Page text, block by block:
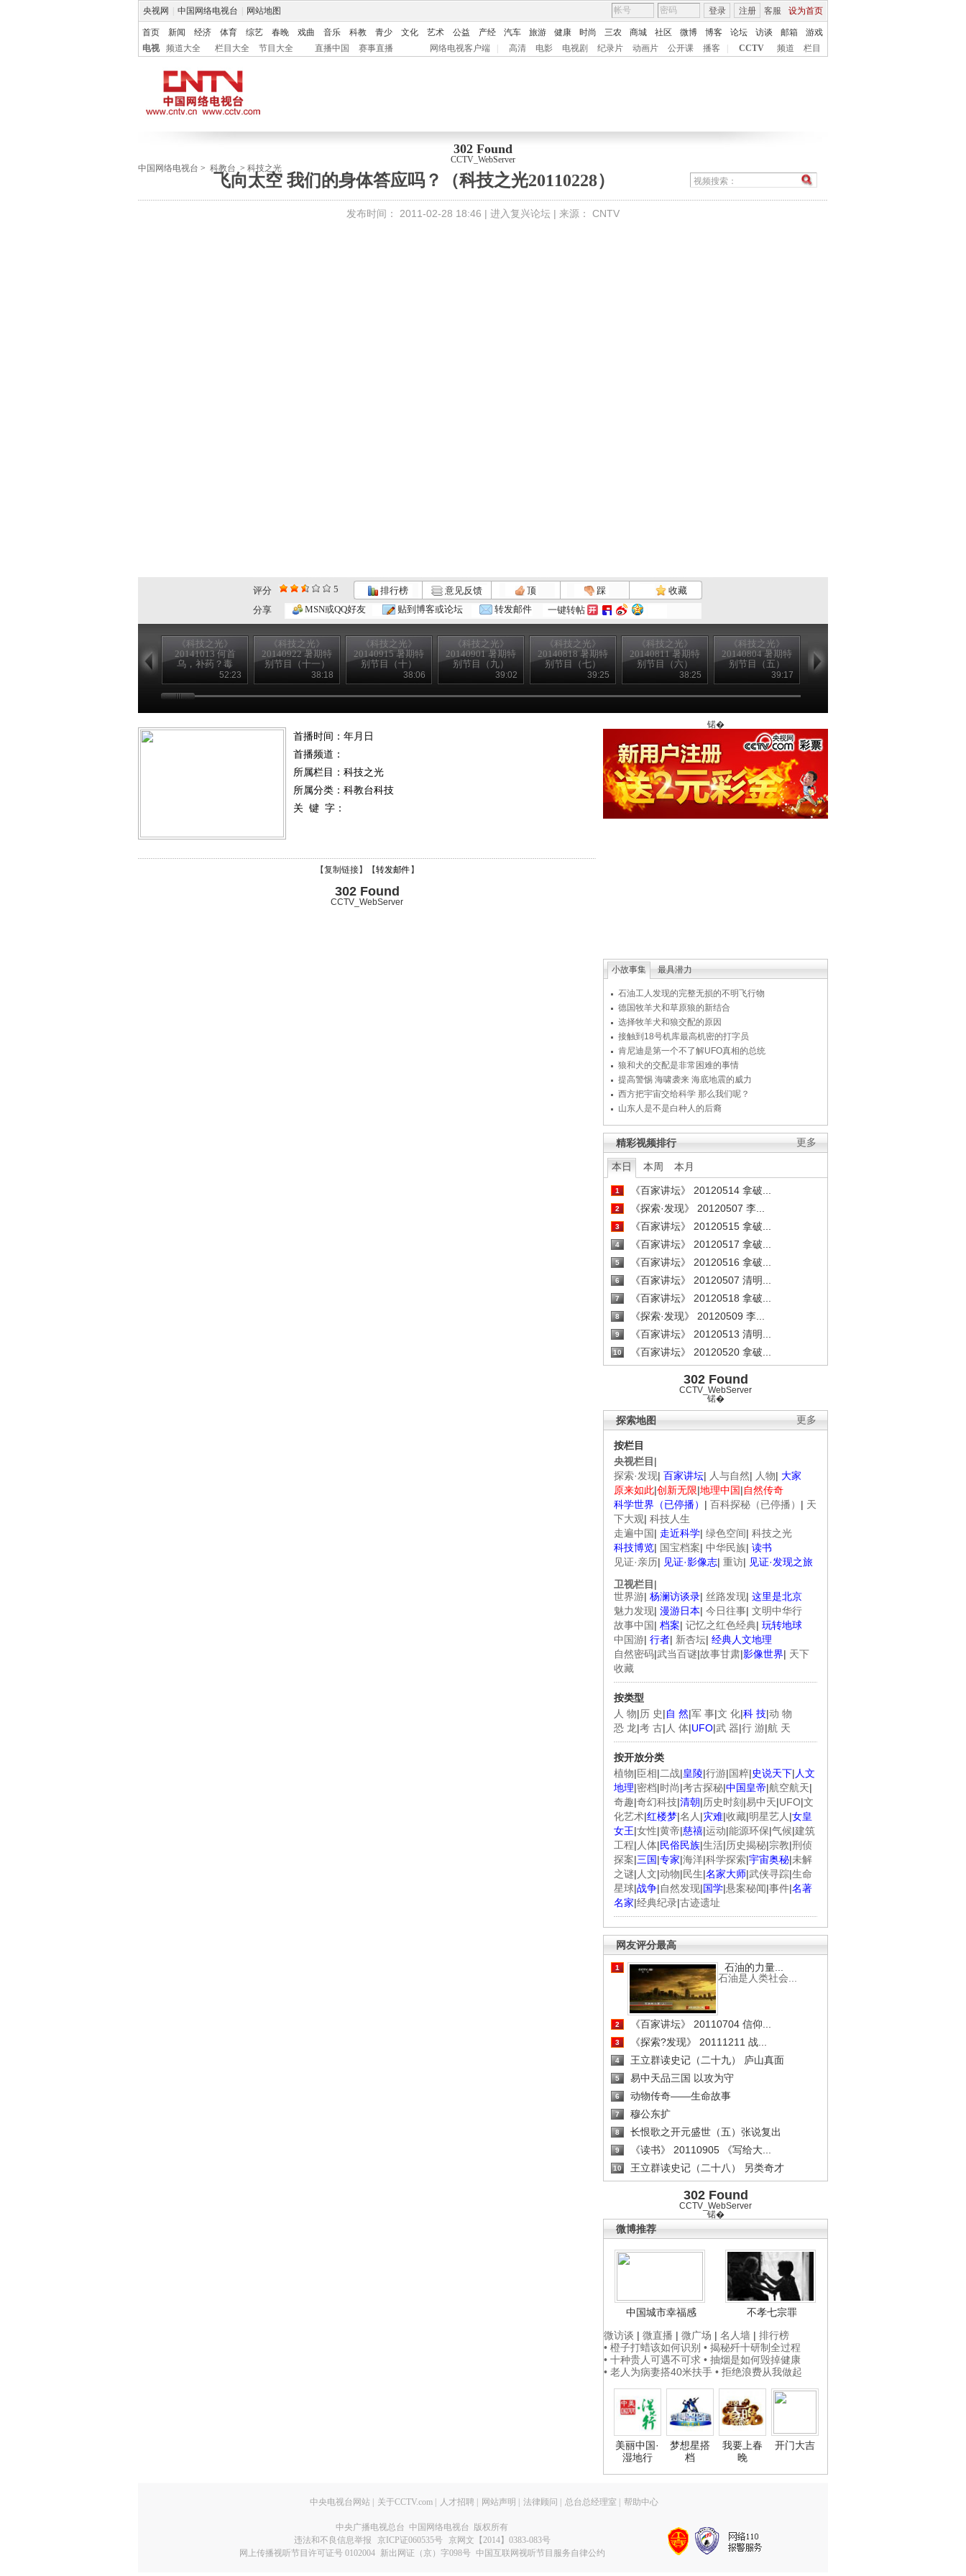
央视网 中国网络电视台 网站地图 客服 设为首页
登录 注册
首页 新闻 经济 体育 综艺 春晚 戏曲 音乐 科教 青少 文化 艺术 公益 产经 汽车 旅游 健康 时尚 三农 商城 社区 微博 博客 论坛 访谈 邮箱
游戏
电视
频道大全 栏目大全 节目大全 直播中国 赛事直播 网络电视客户端 高清 电影 电视剧 纪录片 动画片 公开课 播客 CCTV 频道 栏目
302 Found
CCTV_WebServer
中国网络电视台 > 科教台 > 科技之光
飞向太空 我们的身体答应吗？（科技之光20110228）
发布时间： 2011-02-28 18:46 | 进入复兴论坛 | 来源： CNTV
评分 5 排行榜 意见反馈 顶 踩
收藏
分享
MSN或QQ好友 贴到博客或论坛 转发邮件 一键转帖
《科技之光》
20141013 何首
乌，补药？毒
52:23
《科技之光》
20140922 暑期特
别节目（十一）
38:18
《科技之光》
20140915 暑期特
别节目（十）
38:06
《科技之光》
20140901 暑期特
别节目（九）
39:02
《科技之光》
20140818 暑期特
别节目（七）
39:25
《科技之光》
20140811 暑期特
别节目（六）
38:25
《科技之光》
20140804 暑期特
别节目（五）
39:17
20140728 暑期特
别节目（四）
首播时间：年月日
首播频道：
所属栏目： 科技之光
所属分类：科教台科技
关 键 字：
【复制链接】【转发邮件 】
302 Found
CCTV_WebServer
锘�
小故事集 最具潜力
石油工人发现的完整无损的不明飞行物
德国牧羊犬和草原狼的新结合
选择牧羊犬和狼交配的原因
接触到18号机库最高机密的打字员
肯尼迪是第一个不了解UFO真相的总统
狼和犬的交配是非常困难的事情
提高警惕 海啸袭来 海底地震的威力
西方把宇宙交给科学 那么我们呢？
山东人是不是白种人的后裔
更多
精彩视频排行
本日 本周 本月
1 《百家讲坛》 20120514 拿破...
2 《探索·发现》 20120507 李...
3 《百家讲坛》 20120515 拿破...
4 《百家讲坛》 20120517 拿破...
5 《百家讲坛》 20120516 拿破...
6 《百家讲坛》 20120507 清明...
7 《百家讲坛》 20120518 拿破...
8 《探索·发现》 20120509 李...
9 《百家讲坛》 20120513 清明...
10 《百家讲坛》 20120520 拿破...
302 Found
CCTV_WebServer
锘�
更多
探索地图
按栏目
央视栏目 |
探索·发现| 百家讲坛| 人与自然| 人物| 大家
原来如此|创新无限|地理中国|自然传奇
科学世界（已停播） | 百科探秘（已停播） | 天
下大观| 科技人生
走遍中国| 走近科学| 绿色空间| 科技之光
科技博览| 国宝档案| 中华民族| 读书
见证·亲历| 见证·影像志| 重访| 见证·发现之旅
卫视栏目 |
世界游| 杨澜访谈录| 丝路发现| 这里是北京
魅力发现| 漫游日本| 今日往事| 文明中华行
故事中国| 档案| 记忆之红色经典| 玩转地球
中国游| 行者| 新杏坛| 经典人文地理
自然密码|武当百谜|故事甘肃|影像世界| 天下
收藏
按类型
人 物|历 史|自 然|军 事|文 化|科 技|动 物
恐 龙|考 古| 人 体|UFO|武 器|行 游|航 天
按开放分类
植物|臣相|二战|皇陵|行游|国粹|史说天下| 人文
地理|密档|时尚|考古探秘|中国皇帝|航空航天|
奇趣|奇幻科技|清朝|历史时刻 |易中天|UFO|文
化艺术|红楼梦|名人 |灾难|收藏|明星艺人 |女皇
女王|女性|黄帝|慈禧|运动|能源环保|气候|建筑
工程| 人体|民俗民族|生活|历史揭秘|宗教|刑侦
探案|三国|专家|海洋|科学探索|宇宙奥秘|未解
之谜| 人文|动物|民生|名家大师|武侠寻踪|生命
星球|战争|自然发现|国学|悬案秘闻|事件|名著
名家|经典纪录|古迹遗址
网友评分最高
1
石油的力量...
石油是人类社会...
2 《百家讲坛》 20110704 信仰...
3 《探索?发现》 20111211 战...
4 王立群读史记（二十九） 庐山真面
5 易中天品三国 以攻为守
6 动物传奇——生命故事
7 穆公东扩
8 长恨歌之开元盛世（五）张说复出
9 《读书》 20110905 《写给大...
10 王立群读史记（二十八） 另类奇才
302 Found
CCTV_WebServer
锘�
微博推荐
中国城市幸福感
不孝七宗罪
微访谈 | 微直播 | 微广场 | 名人墙 | 排行榜
• 橙子打蜡该如何识别 • 揭秘歼十研制全过程
• 十种贵人可遇不可求 • 抽烟是如何毁掉健康
• 老人为病妻搭40米扶手 • 拒绝浪费从我做起
美丽中国·
湿地行
梦想星搭
档
我要上春
晚
开门大吉
中央电视台网站 关于CCTV.com 人才招聘 网站声明 法律顾问 总台总经理室 帮助中心
中央广播电视总台 中国网络电视台 版权所有
违法和不良信息举报
京ICP证060535号
京网文【2014】0383-083号
网上传播视听节目许可证号 0102004 新出网证（京）字098号 中国互联网视听节目服务自律公约